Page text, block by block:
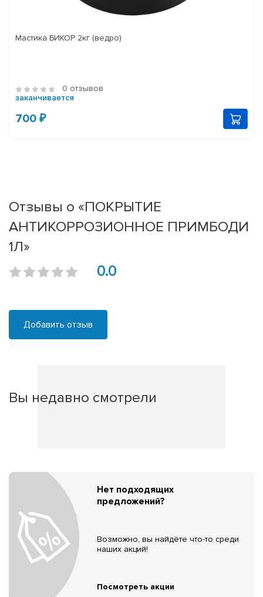
Мастика БИКОР 2кг (ведро)
0 отзывов
заканчивается
700 ₽
Отзывы о «ПОКРЫТИЕ
АНТИКОРРОЗИОННОЕ ПРИМБОДИ
1Л»
0.0
Добавить отзыв
Вы недавно смотрели
Нет подходящих
предложений?
Возможно, вы найдёте что-то среди
наших акций!
Посмотреть акции